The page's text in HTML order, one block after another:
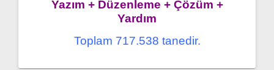
Yazım + Düzenleme + Çözüm +
Yardım
Toplam 717.538 tanedir.